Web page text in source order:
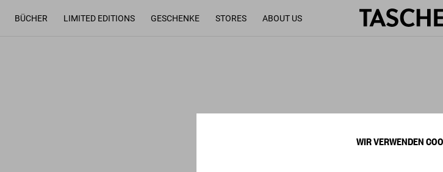
WIR VERWENDEN
BÜCHER LIMITED EDITIONS GESCHENKE STORES ABOUT US